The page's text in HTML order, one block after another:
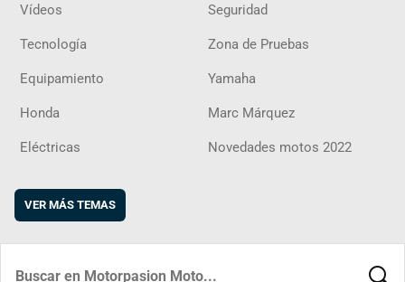
Vídeos Seguridad
Tecnología Zona de Pruebas
Equipamiento Yamaha
Honda Marc Márquez
Eléctricas Novedades motos 2022
VER MÁS TEMAS